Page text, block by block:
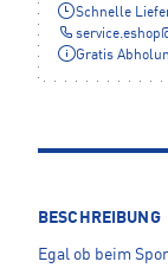
Schnelle
service.eshop
Gratis
BESCHREIBUNG
Egal ob beim